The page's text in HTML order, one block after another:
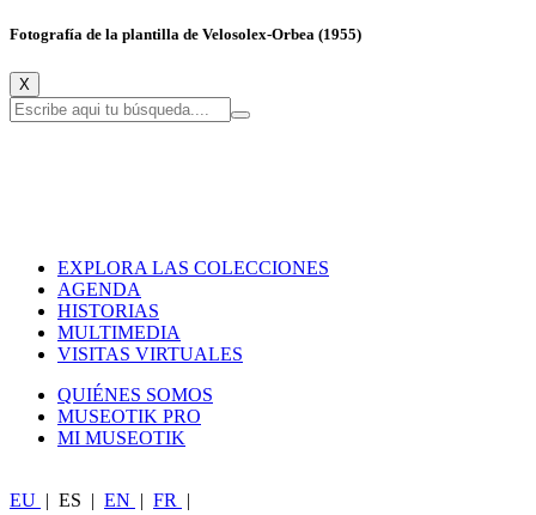
Fotografía de la plantilla de Velosolex-Orbea (1955)
X
EXPLORA LAS COLECCIONES
AGENDA
HISTORIAS
MULTIMEDIA
VISITAS VIRTUALES
QUIÉNES SOMOS
MUSEOTIK PRO
MI MUSEOTIK
EU | ES | EN | FR |